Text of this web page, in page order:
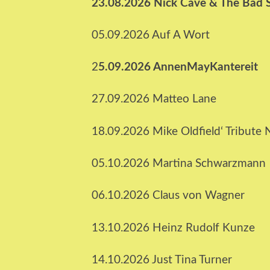
23.08.2026 Nick Cave & The Bad
05.09.2026 Auf A Wort
25.09.2026 AnnenMayKantereit
27.09.2026 Matteo Lane
18.09.2026 Mike Oldfield‘ Tribute
05.10.2026 Martina Schwarzmann
06.10.2026 Claus von Wagner
13.10.2026 Heinz Rudolf Kunze
14.10.2026 Just Tina Turner